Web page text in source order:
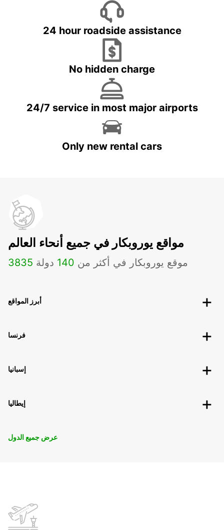
24 hour roadside assistance
No hidden charge
24/7 service in most major airports
Only new rental cars
مواقع يوروبكار في جميع أنحاء العالم
3835 موقع يوروبكار في أكثر من 140 دولة
أبرز المواقع
فرنسا
إسبانيا
إيطاليا
عرض جميع الدول